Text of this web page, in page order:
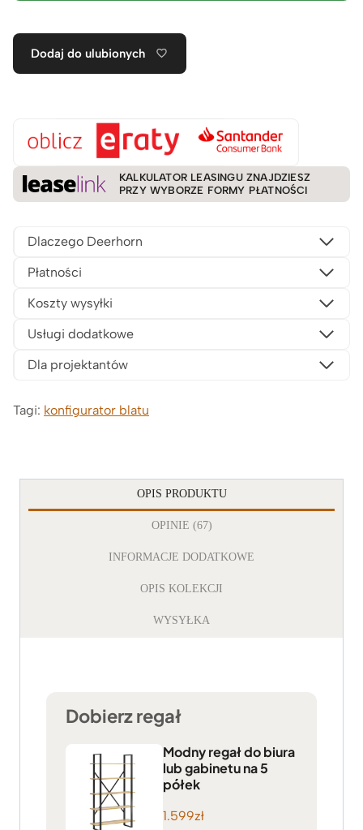
Dodaj do ulubionych
KALKULATOR LEASINGU ZNAJDZIESZ
PRZY WYBORZE FORMY PŁATNOŚCI
Dlaczego Deerhorn
Płatności
Koszty wysyłki
Usługi dodatkowe
Dla projektantów
Tagi: konfigurator blatu
OPIS PRODUKTU
OPINIE (67)
INFORMACJE DODATKOWE
OPIS KOLEKCJI
WYSYŁKA
Dobierz regał
Modny regał do biura
lub gabinetu na 5
półek
1.599zł